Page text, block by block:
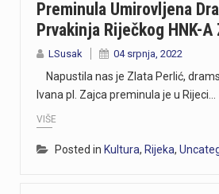
Preminula Umirovljena
Prvakinja Riječkog HNK-
LSusak 04 srpnja, 2022
Napustila nas je Zlata Perlić,
Ivana pl. Zajca preminula je u Rijeci…
VIŠE
Posted in Kultura, Rijeka,